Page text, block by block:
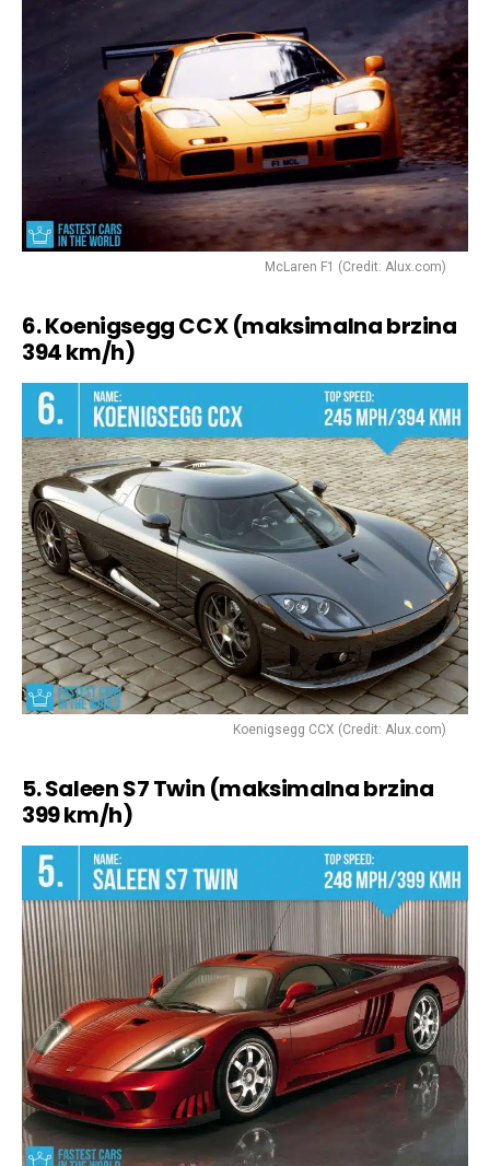
McLaren F1 (Credit: Alux.com)
6. Koenigsegg CCX (maksimalna brzina
394 km/h)
Koenigsegg CCX (Credit: Alux.com)
5. Saleen S7 Twin (maksimalna brzina
399 km/h)